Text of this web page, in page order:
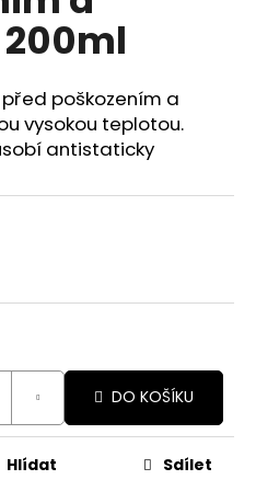
poškozením a
vysokou teplotou.
antistaticky
DO KOŠÍKU
Hlídat Sdílet